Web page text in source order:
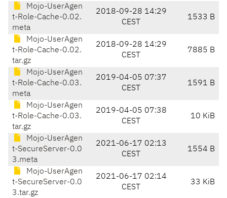
Mojo-UserAgen
t-Role-Cache-0.02.
meta
2018-09-28 14:29
CEST
1533 B
Mojo-UserAgen
t-Role-Cache-0.02.
tar.gz
2018-09-28 14:29
CEST
7885 B
Mojo-UserAgen
t-Role-Cache-0.03.
meta
2019-04-05 07:37
CEST
1591 B
Mojo-UserAgen
t-Role-Cache-0.03.
tar.gz
2019-04-05 07:38
CEST
10 KiB
Mojo-UserAgen
t-SecureServer-0.0
3.meta
2021-06-17 02:13
CEST
1554 B
Mojo-UserAgen
t-SecureServer-0.0
3.tar.gz
2021-06-17 02:14
CEST
33 KiB